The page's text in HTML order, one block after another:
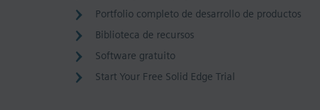
Portfolio completo de desarrollo de productos
Biblioteca de recursos
Software gratuito
Start Your Free Solid Edge Trial